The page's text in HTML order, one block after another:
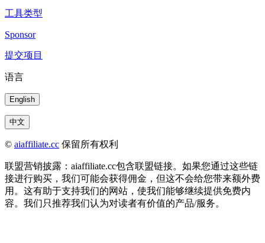
工具类型
Sponsor
提交项目
语言
English
中文
© aiaffiliate.cc 保留所有权利
联盟营销披露：aiaffiliate.cc包含联盟链接。如果您通过这些链
接进行购买，我们可能会获得佣金，但这不会给您带来额外费
用。这有助于支持我们的网站，使我们能够继续提供免费内
容。我们只推荐我们认为对读者有价值的产品/服务。